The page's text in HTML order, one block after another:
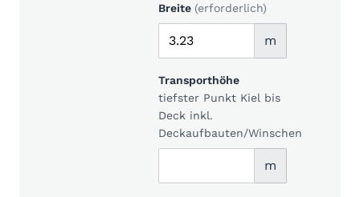
Breite (erforderlich)
m
Transporthöhe
tiefster Punkt Kiel bis
Deck inkl.
Deckaufbauten/Winschen
m